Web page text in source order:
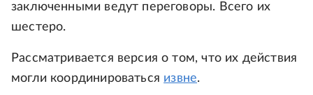
заключенными ведут переговоры. Всего их
шестеро.
Рассматривается версия о том, что их действия
могли координироваться извне.